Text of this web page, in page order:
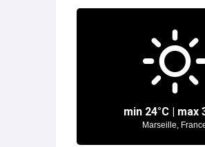
min 24°C | max
Marseille,